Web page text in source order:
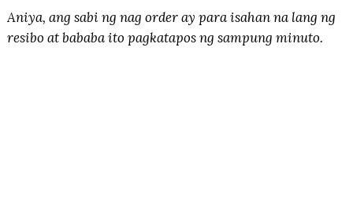
Aniya, ang sabi ng nag order ay para isahan na lang ng
resibo at bababa ito pagkatapos ng sampung minuto.